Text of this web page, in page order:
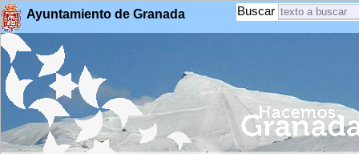
Ayuntamiento de Granada Buscar